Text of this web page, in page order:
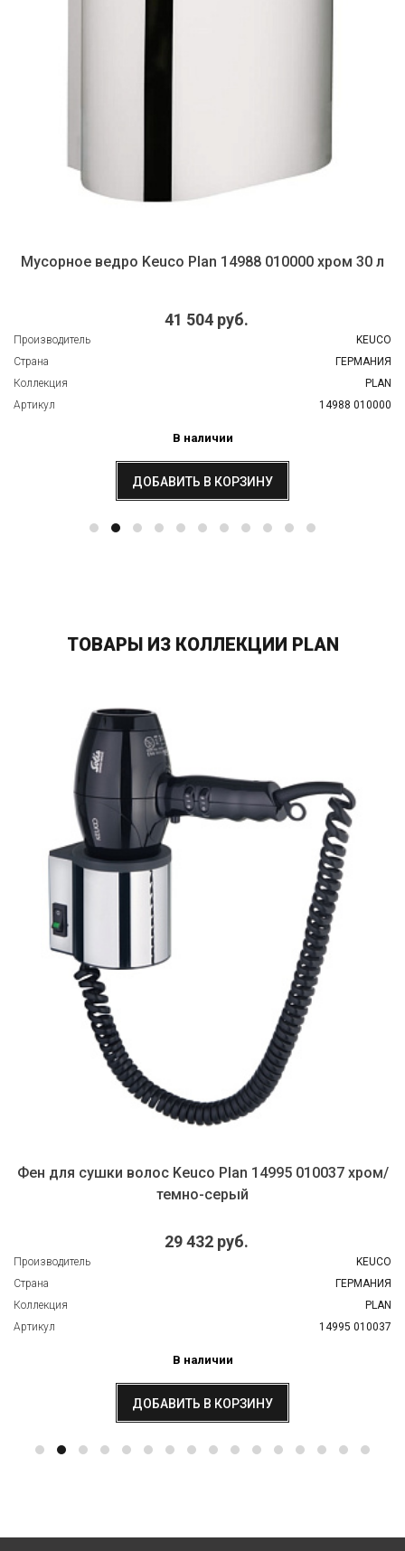
Мусорное ведро Keuco Plan 14988 010000 хром 30 л
41 504 руб.
Производитель
KEUCO
Страна
ГЕРМАНИЯ
Коллекция
PLAN
Артикул
14988 010000
В наличии
ДОБАВИТЬ В КОРЗИНУ
ТОВАРЫ ИЗ КОЛЛЕКЦИИ PLAN
Фен для сушки волос Keuco Plan 14995 010037 хром/
темно-серый
29 432 руб.
Производитель
KEUCO
Страна
ГЕРМАНИЯ
Коллекция
PLAN
Артикул
14995 010037
В наличии
ДОБАВИТЬ В КОРЗИНУ